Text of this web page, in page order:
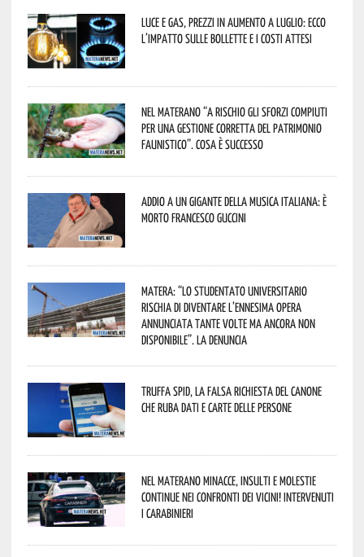
Luce e gas, prezzi in aumento a luglio: ecco
l’impatto sulle bollette e i costi attesi
Nel materano “a rischio gli sforzi compiuti
per una gestione corretta del patrimonio
faunistico”. Cosa è successo
Addio a un gigante della musica italiana: è
morto Francesco Guccini
Matera: “Lo studentato universitario
rischia di diventare l’ennesima opera
annunciata tante volte ma ancora non
disponibile”. La denuncia
Truffa Spid, la falsa richiesta del canone
che ruba dati e carte delle persone
Nel materano minacce, insulti e molestie
continue nei confronti dei vicini! Intervenuti
i Carabinieri